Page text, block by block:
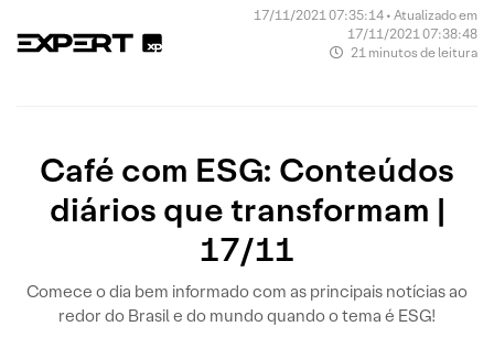
17/11/2021 07:35:14 • Atualizado em
17/11/2021 07:38:48
21 minutos de leitura
Café com ESG: Conteúdos
diários que transformam |
17/11
Comece o dia bem informado com as principais notícias ao
redor do Brasil e do mundo quando o tema é ESG!